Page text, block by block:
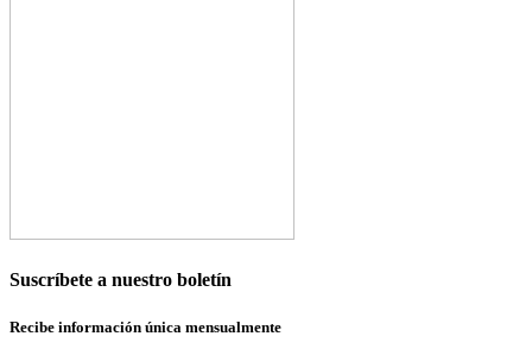
Suscríbete a nuestro boletín
Recibe información única mensualmente